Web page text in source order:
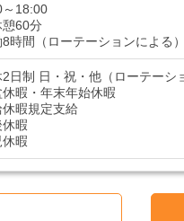
18:00
60分
時間（ローテーションによる）
日制 日・祝・他（ローテーシ
休暇・年末年始休暇
暇規定支給
休暇
暇